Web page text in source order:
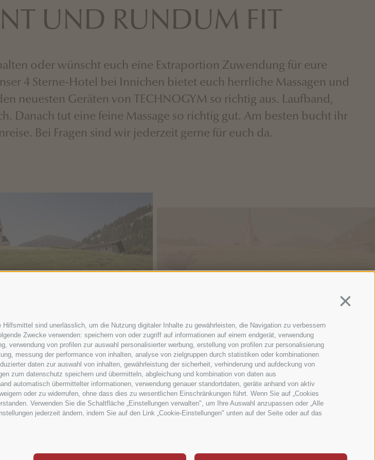
Continua
sind unerlässlich, um die Nutzung digitaler Inhalte zu gewährleisten, die Navigation zu verbessern
Zwecke verwenden: speichern von oder zugriff auf informationen auf einem endgerät, verwendung
verwendung von profilen zur auswahl personalisierter werbung, erstellung von profilen zur personalisierung
messung der performance von inhalten, analyse von zielgruppen durch statistiken oder kombinationen
daten zur auswahl von inhalten, gewährleistung der sicherheit, verhinderung und aufdeckung von
zum datenschutz speichern und übermitteln, abgleichung und kombination von daten aus
automatisch übermittelter informationen, verwendung genauer standortdaten, geräte anhand von aktiv
oder zu widerrufen, ohne dass dies zu wesentlichen Einschränkungen führt. Wenn Sie auf „Cookies
Verwenden Sie die Schaltfläche „Einstellungen verwalten", um Ihre Auswahl anzupassen oder „Alle
jederzeit ändern, indem Sie auf den Link „Cookie-Einstellungen" unten auf der Seite oder auf das
UND RUNDUM FIT
oder wünscht euch eine Extraportion Zuwendung für eure
4 Sterne-Hotel bei Innichen bietet euch herrliche Massagen und
neuesten Geräten von TECHNOGYM so richtig aus. Laufband,
Danach tut eine feine Massage so richtig gut. Am besten bucht ihr
Bei Fragen sind wir jederzeit gerne für euch da.
& Ruheräume